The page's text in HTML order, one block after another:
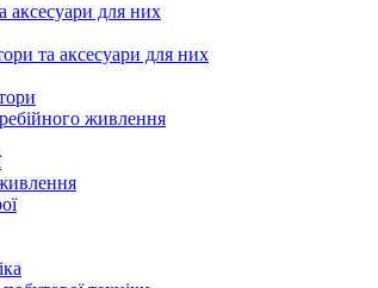
для них
та аксесуари для них
живлення